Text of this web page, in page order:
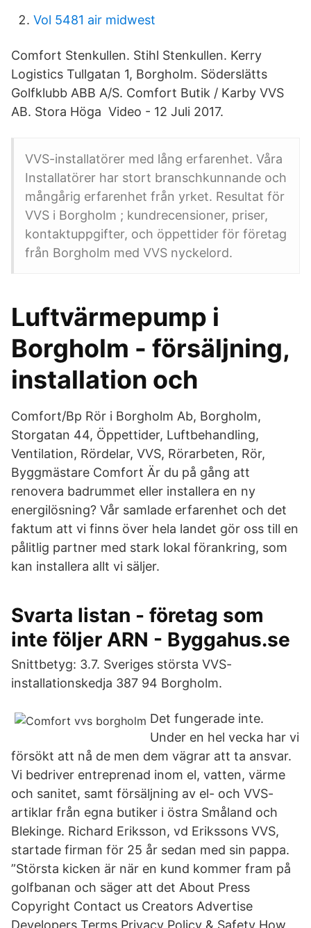
Vol 5481 air midwest
Comfort Stenkullen. Stihl Stenkullen. Kerry
Logistics Tullgatan 1, Borgholm. Söderslätts
Golfklubb ABB A/S. Comfort Butik / Karby VVS
AB. Stora Höga Video - 12 Juli 2017.
VVS-installatörer med lång erfarenhet. Våra
Installatörer har stort branschkunnande och
mångårig erfarenhet från yrket. Resultat för
VVS i Borgholm ; kundrecensioner, priser,
kontaktuppgifter, och öppettider för företag
från Borgholm med VVS nyckelord.
Luftvärmepump i
Borgholm - försäljning,
installation och
Comfort/Bp Rör i Borgholm Ab, Borgholm,
Storgatan 44, Öppettider, Luftbehandling,
Ventilation, Rördelar, VVS, Rörarbeten, Rör,
Byggmästare Comfort Är du på gång att
renovera badrummet eller installera en ny
energilösning? Vår samlade erfarenhet och det
faktum att vi finns över hela landet gör oss till en
pålitlig partner med stark lokal förankring, som
kan installera allt vi säljer.
Svarta listan - företag som
inte följer ARN - Byggahus.se
Snittbetyg: 3.7. Sveriges största VVS-
installationskedja 387 94 Borgholm.
Det fungerade inte.
Under en hel vecka har vi
försökt att nå de men dem vägrar att ta ansvar.
Vi bedriver entreprenad inom el, vatten, värme
och sanitet, samt försäljning av el- och VVS-
artiklar från egna butiker i östra Småland och
Blekinge. Richard Eriksson, vd Erikssons VVS,
startade firman för 25 år sedan med sin pappa.
”Största kicken är när en kund kommer fram på
golfbanan och säger att det About Press
Copyright Contact us Creators Advertise
Developers Terms Privacy Policy & Safety How